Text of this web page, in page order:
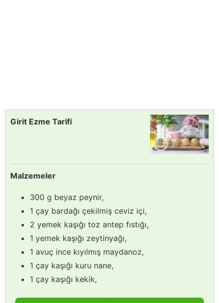
Girit Ezme Tarifi
Malzemeler
300 g beyaz peynir,
1 çay bardağı çekilmiş ceviz içi,
2 yemek kaşığı toz antep fıstığı,
1 yemek kaşığı zeytinyağı,
1 avuç ince kıyılmış maydanoz,
1 çay kaşığı kuru nane,
1 çay kaşığı kekik,